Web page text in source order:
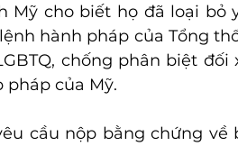
Mỹ cho biết họ đã loại bỏ
hành pháp của Tổng
chống phân biệt
pháp của Mỹ.
cầu nộp bằng chứng